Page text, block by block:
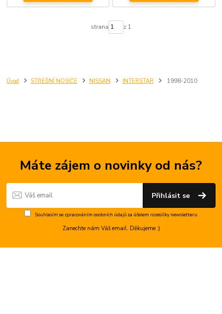
Úvod STŘEŠNÍ NOSIČE NISSAN INTERSTAR 1998-2010
strana z 1
Máte zájem o novinky od nás?
Přihlásit se
Souhlasím se zpracováním osobních údajůza účelem rozesílky newsletteru.
Zanechte nám Váš email. Děkujeme :)